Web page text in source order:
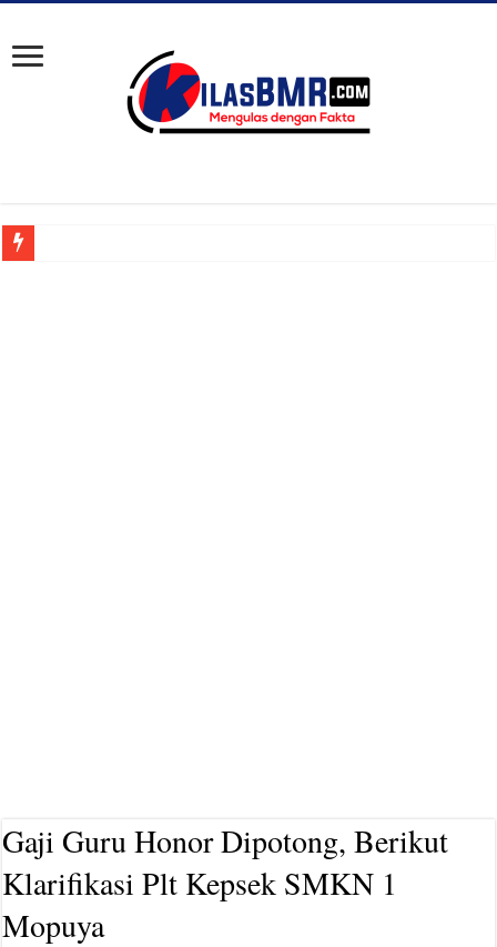
Gaji Guru Honor Dipotong, Berikut
Klarifikasi Plt Kepsek SMKN 1
Mopuya